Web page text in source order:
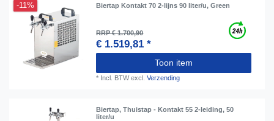
-11% Biertap Kontakt 70 2-lijns 90 liter/u, Green
RRP € 1.700,90
€ 1.519,81 *
Toon item
* Incl. BTWexcl.Verzending
Biertap, Thuistap - Kontakt 55 2-leiding, 50
liter/u